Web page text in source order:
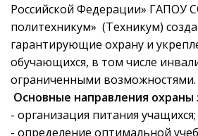
Российской Федерации» ГАПОУ
политехникум» (Техникум)
гарантирующие охрану и
обучающихся, в том числе
ограниченными возможностями.
Основные направления охраны
- организация питания учащихся;
- определение оптимальной